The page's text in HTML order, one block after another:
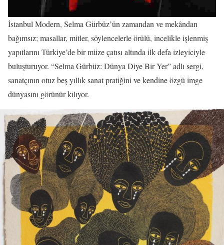
İstanbul Modern, Selma Gürbüz’ün zamandan ve mekândan
bağımsız; masallar, mitler, söylencelerle örülü, incelikle işlenmiş
yapıtlarını Türkiye’de bir müze çatısı altında ilk defa izleyiciyle
buluşturuyor. “Selma Gürbüz: Dünya Diye Bir Yer” adlı sergi,
sanatçının otuz beş yıllık sanat pratiğini ve kendine özgü imge
dünyasını görünür kılıyor.